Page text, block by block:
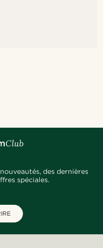
des dernières
spéciales.